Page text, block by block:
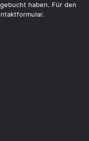
haben. Für den